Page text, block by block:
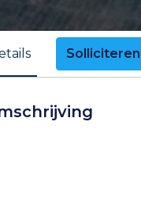
Solliciteren